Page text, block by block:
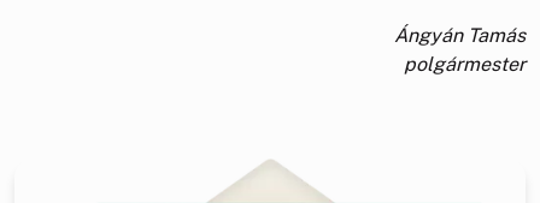
Ángyán Tamás
polgármester